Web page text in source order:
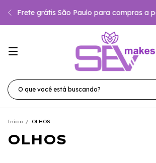
Frete grátis São Paulo para compras a
Início / OLHOS
OLHOS